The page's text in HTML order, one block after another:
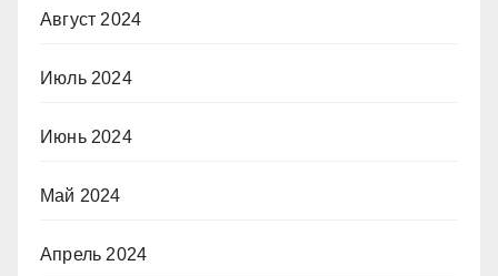
Август 2024
Июль 2024
Июнь 2024
Май 2024
Апрель 2024